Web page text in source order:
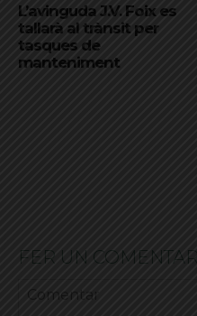
L’avinguda J.V. Foix es
tallarà al trànsit per
tasques de
manteniment
FER UN COMENTARI